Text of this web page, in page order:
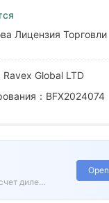
Лицензия Торговли
Global LTD
：BFX2024074
Нет ограничений на любой счет дилера
Open